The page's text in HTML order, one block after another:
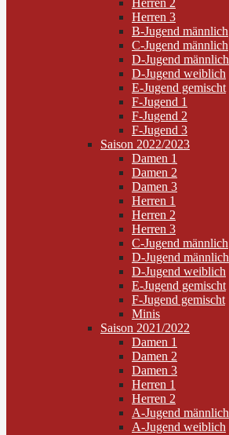
Herren 2
Herren 3
B-Jugend männlich
C-Jugend männlich
D-Jugend männlich
D-Jugend weiblich
E-Jugend gemischt
F-Jugend 1
F-Jugend 2
F-Jugend 3
Saison 2022/2023
Damen 1
Damen 2
Damen 3
Herren 1
Herren 2
Herren 3
C-Jugend männlich
D-Jugend männlich
D-Jugend weiblich
E-Jugend gemischt
F-Jugend gemischt
Minis
Saison 2021/2022
Damen 1
Damen 2
Damen 3
Herren 1
Herren 2
A-Jugend männlich
A-Jugend weiblich